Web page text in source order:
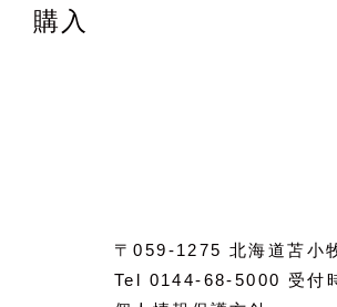
購入
〒059-1275 北海道苫小
Tel 0144-68-5000 受付